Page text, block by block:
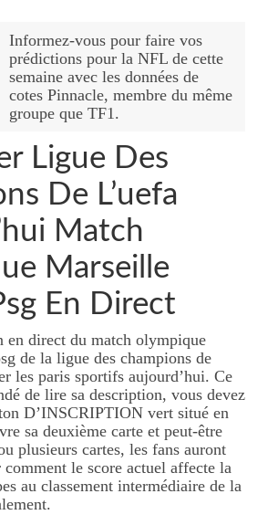
Informez-vous pour faire vos
prédictions pour la NFL de cette
semaine avec les données de
cotes Pinnacle, membre du même
groupe que TF1.
Ligue Des
De L’uefa
Match
Marseille
En Direct
en direct du match olympique
de la ligue des champions de
les paris sportifs aujourd’hui. Ce
de lire sa description, vous devez
D’INSCRIPTION vert situé en
sa deuxième carte et peut-être
plusieurs cartes, les fans auront
le score actuel affecte la
au classement intermédiaire de la